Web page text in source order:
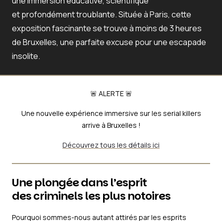
et profondément troublante. Située à Paris, cette
exposition fascinante se trouve àmoins de 3 heures
de Bruxelles, une parfaite excuse pour une escapade
insolite.
🚨 ALERTE 🚨
Une nouvelle expérience immersive sur les serial killers
arrive à Bruxelles !
Découvrez tous les détails ici
Une plongée dans l’esprit
des criminels les plus notoires
Pourquoi sommes-nous autant attirés par les esprits